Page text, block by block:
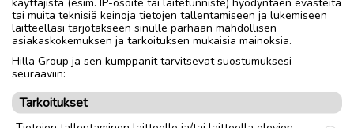
Toimitus Nouto
Tuumakoko
26"
Materiaali
Sukupuoli
tai muita teknisiä keinoja tietojen tallentamiseen ja lukemiseen
laitteellasi tarjotakseen sinulle parhaan mahdollisen
asiakaskokemuksen ja tarkoituksen mukaisia mainoksia.
Hilla Group ja sen kumppanit tarvitsevat suostumuksesi
seuraaviin:
Tarkoitukset